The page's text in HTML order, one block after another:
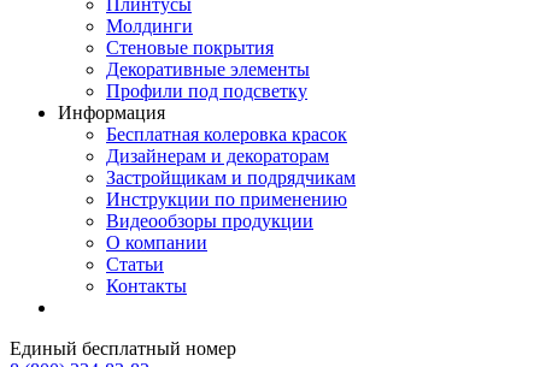
Молдинги
Стеновые покрытия
Декоративные элементы
Профили под подсветку
Информация
Бесплатная колеровка красок
Дизайнерам и декораторам
Застройщикам и подрядчикам
Инструкции по применению
Видеообзоры продукции
О компании
Статьи
Контакты
Единый бесплатный номер